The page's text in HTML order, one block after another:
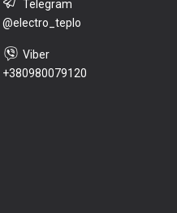
@electro_teplo
+380980079120